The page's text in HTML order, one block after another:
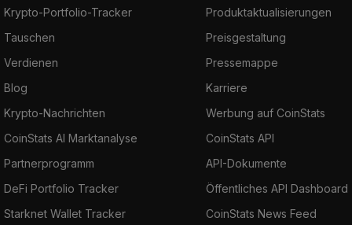
Krypto-Portfolio-Tracker
Tauschen
Verdienen
Blog
Krypto-Nachrichten
CoinStats AI Marktanalyse
Partnerprogramm
DeFi Portfolio Tracker
Starknet Wallet Tracker
Produktaktualisierungen
Preisgestaltung
Pressemappe
Karriere
Werbung auf CoinStats
CoinStats API
API-Dokumente
Öffentliches API Dashboard
CoinStats News Feed